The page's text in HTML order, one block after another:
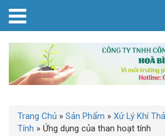
Trang Chủ » Sản Phẩm » Xử Lý Khí
Tính » Ứng dụng của than hoạt tính